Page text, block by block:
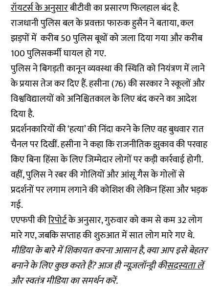
रॉयटर्स के अनुसारबीटीवी का प्रसारण फिलहाल बंद है.
राजधानी पुलिस बल के प्रवक्ता फारुक हुसैन ने बताया, कल
झड़पों में करीब 50 पुलिस बूथों को जला दिया गया और करीब
100 पुलिसकर्मी घायल हो गए.
पुलिस ने बिगड़ती कानून व्यवस्था की स्थिति को नियंत्रण में लाने
के प्रयास तेज कर दिए हैं. हसीना (76) की सरकार ने स्कूलों और
विश्वविद्यालयों को अनिश्चितकाल के लिए बंद करने का आदेश
दिया है.
प्रदर्शनकारियों की ‘हत्या’ की निंदा करने के लिए वह बुधवार रात
चैनल पर दिखीं. हसीना ने कहा कि राजनीतिक झुकाव की परवाह
किए बिना हिंसा के लिए जिम्मेदार लोगों पर कड़ी कार्रवाई होगी.
वहीं, पुलिस ने रबर की गोलियों और आंसू गैस के गोलों से
प्रदर्शनों पर लगाम लगाने की कोशिश की लेकिन हिंसा और भड़क
गई.
एएफपी कीरिपोर्टके अनुसार, गुरुवार को कम से कम 32 लोग
मारे गए, जबकि सप्ताह की शुरुआत में सात लोग मारे गए थे.
मीडिया के बारे में शिकायत करना आसान है, क्या आप इसे बेहतर
बनाने के लिए कुछ करते हैं? आज ही न्यूज़लॉन्ड्री कीसदस्यता लें
और स्वतंत्र मीडिया का समर्थन करें.